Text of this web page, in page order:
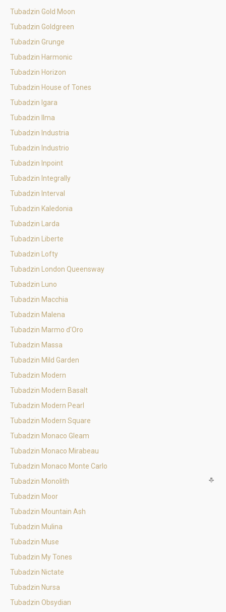
Tubadzin Gold Moon
Tubadzin Goldgreen
Tubadzin Grunge
Tubadzin Harmonic
Tubadzin Horizon
Tubadzin House of Tones
Tubadzin Igara
Tubadzin Ilma
Tubadzin Industria
Tubadzin Industrio
Tubadzin Inpoint
Tubadzin Integrally
Tubadzin Interval
Tubadzin Kaledonia
Tubadzin Larda
Tubadzin Liberte
Tubadzin Lofty
Tubadzin London Queensway
Tubadzin Luno
Tubadzin Macchia
Tubadzin Malena
Tubadzin Marmo d'Oro
Tubadzin Massa
Tubadzin Mild Garden
Tubadzin Modern
Tubadzin Modern Basalt
Tubadzin Modern Pearl
Tubadzin Modern Square
Tubadzin Monaco Gleam
Tubadzin Monaco Mirabeau
Tubadzin Monaco Monte Carlo
Tubadzin Monolith
Tubadzin Moor
Tubadzin Mountain Ash
Tubadzin Mulina
Tubadzin Muse
Tubadzin My Tones
Tubadzin Nictate
Tubadzin Nursa
Tubadzin Obsydian